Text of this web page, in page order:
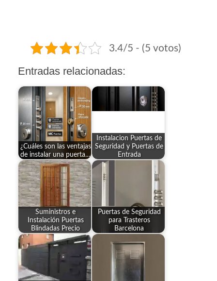
3.4/5 - (5 votos)
Entradas relacionadas:
¿Cuáles son las ventajas
de instalar una puerta…
Instalacion Puertas de
Seguridad y Puertas de
Entrada
Suministros e
Instalación Puertas
Blindadas Precio
Puertas de Seguridad
para Trasteros
Barcelona